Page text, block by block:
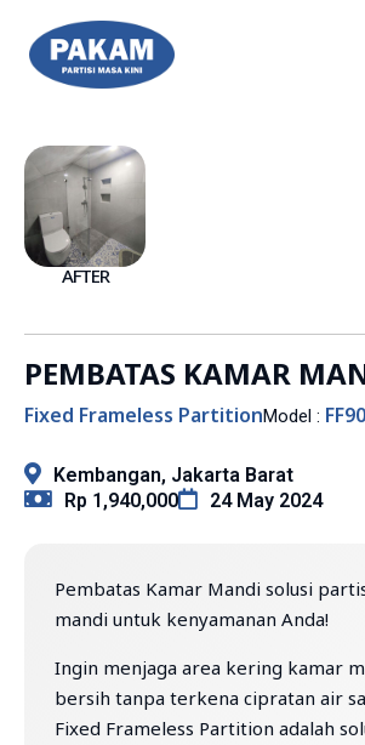
AFTER
PEMBATAS KAMAR
Fixed Frameless PartitionModel : FF90
Kembangan, Jakarta Barat
Rp 1,940,000
24 May 2024
Pembatas Kamar Mandi solusi
mandi untuk kenyamanan Anda!
Ingin menjaga area kering kamar
bersih tanpa terkena cipratan air
Fixed Frameless Partition adalah